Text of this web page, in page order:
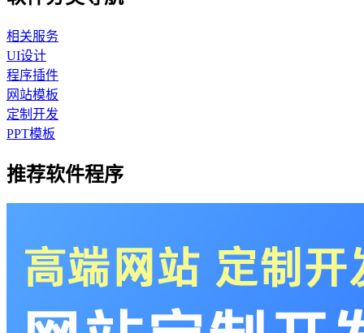
相关服务
UI设计
程序插件
网站模板
定制开发
PPT模板
推荐软件程序